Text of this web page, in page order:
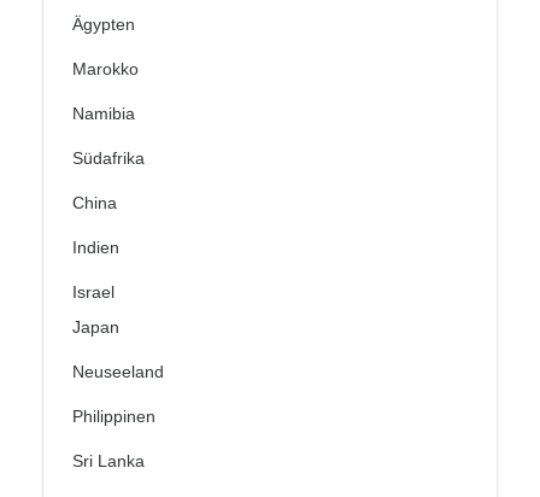
Ägypten
Marokko
Namibia
Südafrika
China
Indien
Israel
Japan
Neuseeland
Philippinen
Sri Lanka